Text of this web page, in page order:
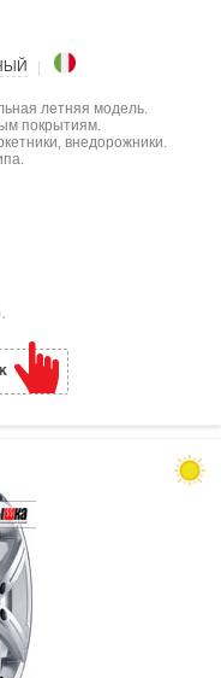
летняя модель.
покрытиям.
внедорожники.